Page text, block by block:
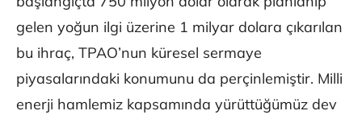
gelen yoğun ilgi üzerine 1 milyar dolara çıkarılan
bu ihraç, TPAO’nun küresel sermaye
piyasalarındaki konumunu da perçinlemiştir. Milli
enerji hamlemiz kapsamında yürüttüğümüz dev